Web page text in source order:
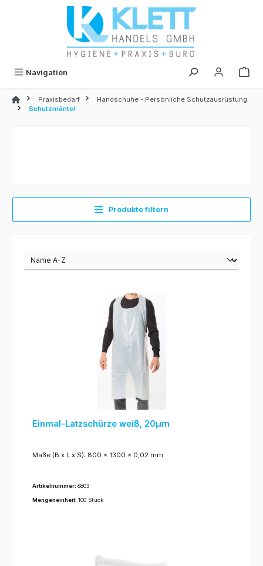
Navigation
Praxisbedarf
Handschuhe - Persönliche Schutzausrüstung
Schutzmäntel
Produkte filtern
Einmal-Latzschürze weiß, 20µm
Maße (B x L x S): 800 x 1300 x 0,02 mm
Artikelnummer: 6803
Mengeneinheit: 100 Stück